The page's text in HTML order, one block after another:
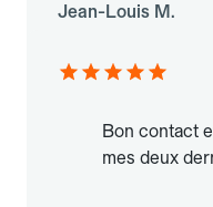
Jean-Louis M.
Bon contact
mes deux